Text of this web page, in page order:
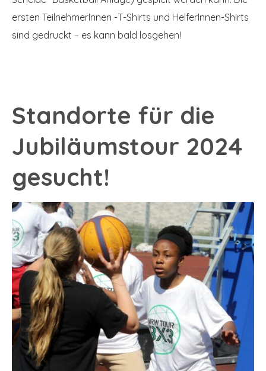
ersten TeilnehmerInnen -T-Shirts und HelferInnen-Shirts
sind gedruckt – es kann bald losgehen!
Standorte für die
Jubiläumstour 2024
gesucht!